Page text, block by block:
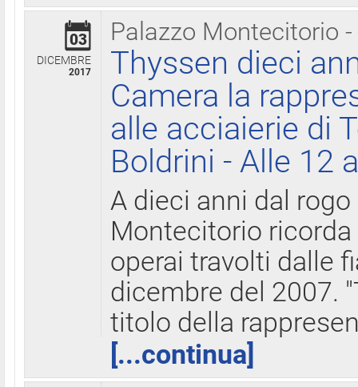
Palazzo Montecitorio
03
DICEMBRE
2017
Thyssen dieci
Camera la
alle acciaierie di
Boldrini - Alle 12
A dieci anni dal
Montecitorio
operai travolti dalle
dicembre del 2007.
titolo della
[...continua]